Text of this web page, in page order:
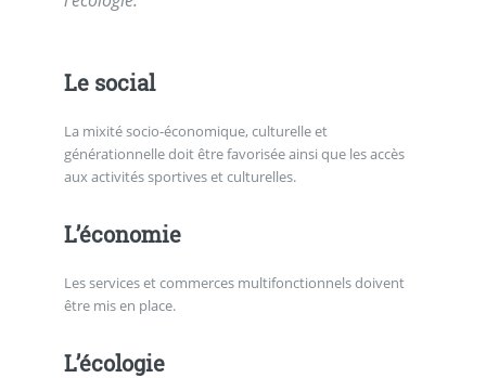
Le social
La mixité socio-économique, culturelle et
générationnelle doit être favorisée ainsi que les accès
aux activités sportives et culturelles.
L’économie
Les services et commerces multifonctionnels doivent
être mis en place.
L’écologie